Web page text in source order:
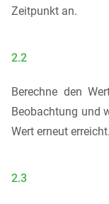
Zeitpunkt an.
2.2
Berechne den
Beobachtung und
Wert erneut erreicht.
2.3